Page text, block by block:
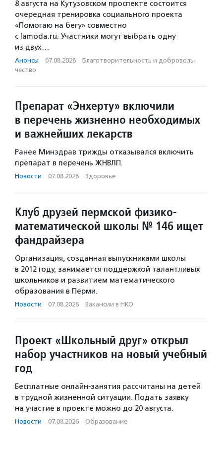
8 августа на Кутузовском проспекте состоится
очередная тренировка социального проекта
«Помогаю на бегу» совместно
с lamoda.ru. Участники могут выбрать одну
из двух…
Анонсы · 07.08.2026 · Благотвори­тель­ность и доброволь­
чест­во
Препарат «Энхерту» включили
в перечень жизненно необходимых
и важнейших лекарств
Ранее Минздрав трижды отказывался включить
препарат в перечень ЖНВЛП.
Новости · 07.08.2026 · Здоровье
Клуб друзей пермской физико-
математической школы № 146 ищет
фандрайзера
Организация, созданная выпускниками школы
в 2012 году, занимается поддержкой талантливых
школьников и развитием математического
образования в Перми.
Новости · 07.08.2026 · Вакансии в НКО
Проект «Школьный друг» открыл
набор участников на новый учебный
год
Бесплатные онлайн-занятия рассчитаны на детей
в трудной жизненной ситуации. Подать заявку
на участие в проекте можно до 20 августа.
Новости · 07.08.2026 · Образование